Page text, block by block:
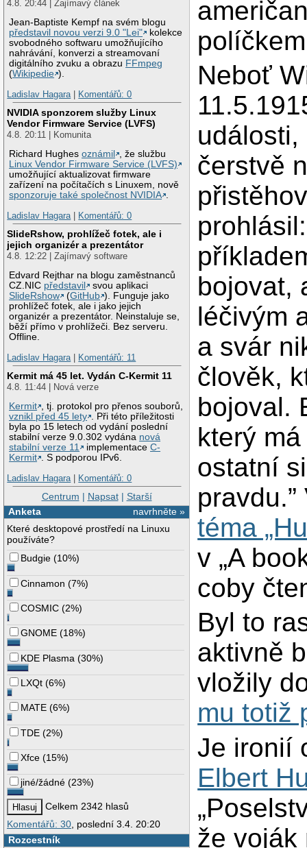
4.8. 20:44 | Zajímavý článek
Jean-Baptiste Kempf na svém blogu
představil novou verzi 9.0 "Lei"
kolekce
svobodného softwaru umožňujícího
nahrávání, konverzi a streamovaní
digitálního zvuku a obrazu FFmpeg
(Wikipedie ).
Ladislav Hagara| Komentářů: 0
NVIDIA sponzorem služby Linux
Vendor Firmware Service (LVFS)
4.8. 20:11 | Komunita
Richard Hughesoznámil
, že službu
Linux Vendor Firmware Service (LVFS)
umožňující aktualizovat firmware
zařízení na počítačích s Linuxem, nově
sponzoruje také společnost NVIDIA .
Ladislav Hagara| Komentářů: 0
SlideRshow, prohlížeč fotek, ale i
jejich organizér a prezentátor
4.8. 12:22 | Zajímavý software
Edvard Rejthar na blogu zaměstnanců
CZ.NIC představil
svou aplikaci
SlideRshow
(GitHub ). Funguje jako
prohlížeč fotek, ale i jako jejich
organizér a prezentátor. Neinstaluje se,
běží přímo v prohlížeči. Bez serveru.
Offline.
Ladislav Hagara| Komentářů: 11
Kermit má 45 let. Vydán C-Kermit 11
4.8. 11:44 | Nová verze
Kermit , tj. protokol pro přenos souborů,
vznikl před 45 lety . Při této příležitosti
byla po 15 letech od vydání poslední
stabilní verze 9.0.302 vydána nová
stabilní verze 11
implementaceC-
Kermit . S podporou IPv6.
Ladislav Hagara| Komentářů: 0
Centrum | Napsat| Starší
navrhněte »
Anketa
Které desktopové prostředí na Linuxu
používáte?
Budgie (10%)
Cinnamon (7%)
COSMIC (2%)
GNOME (18%)
KDE Plasma (30%)
LXQt (6%)
MATE (6%)
TDE (2%)
Xfce (15%)
jiné/žádné (23%)
Celkem 2342 hlasů
Komentářů: 30 , poslední 3.4. 20:20
Rozcestník
Neboť
čerstvě
bojovat,
léčivým
a svár
člověk,
bojoval.
který
ostatní
téma
v „A
coby
Byl to
aktivně
vložily
mu totiž
Je ironií
Elbert
že voják